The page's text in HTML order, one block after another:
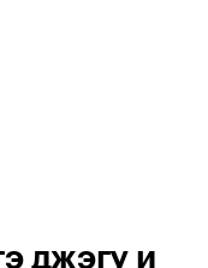
джэгу и